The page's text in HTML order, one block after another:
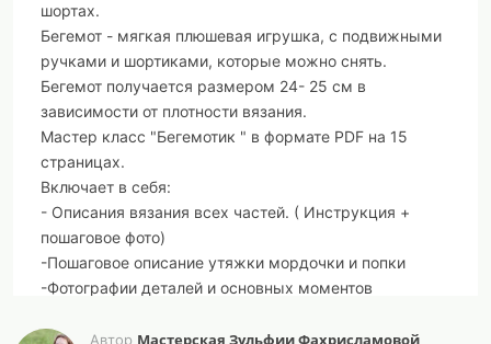
шортах.
Бегемот - мягкая плюшевая игрушка, с подвижными
ручками и шортиками, которые можно снять.
Бегемот получается размером 24- 25 см в
зависимости от плотности вязания.
Мастер класс "Бегемотик " в формате PDF на 15
страницах.
Включает в себя:
- Описания вязания всех частей. ( Инструкция +
пошаговое фото)
-Пошаговое описание утяжки мордочки и попки
-Фотографии деталей и основных моментов
МК не содержит уроки вязания, подразумевает
Автор Мастерская Зульфии Фахрисламовой